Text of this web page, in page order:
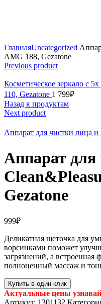
ГлавнаяUncategorized
AMG 188, Gezatone
Previous product
Косметическое зеркало с
110, Gezatone 1 799₽
Назад к продуктам
Next product
Аппарат для чистки лица и
Аппарат для
Gezatone
999₽
Деликатная щеточка для
ворсинками поможет
загрязнений, а
полноценный массаж и
Купить в один клик
Актуальные цены